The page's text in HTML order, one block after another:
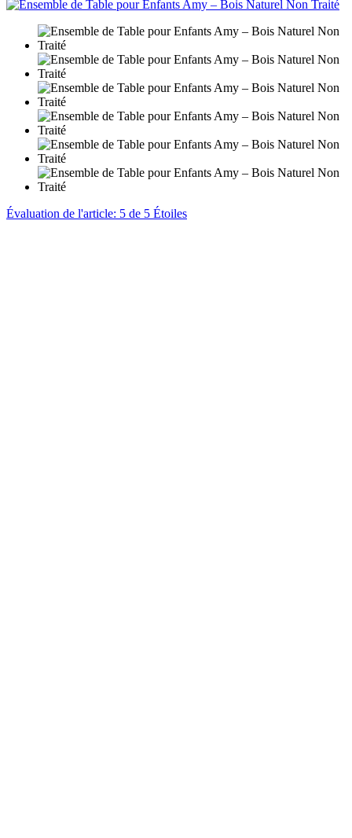
Évaluation de l'article: 5 de 5 Étoiles